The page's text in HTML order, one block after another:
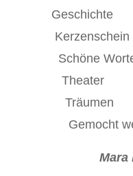
Geschichte
Kerzenschein
Schöne Worte,
Theater
Träumen
Gemocht
Mara